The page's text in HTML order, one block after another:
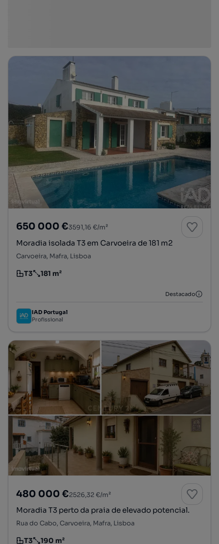
650 000 €3591,16 €/m²
Moradia isolada T3 em Carvoeira de 181 m2
Carvoeira, Mafra, Lisboa
Tipologia
T3
Preço por metro quadrado
181 m²
Destacado
IAD Portugal
Profissional
480 000 €2526,32 €/m²
Moradia T3 perto da praia de elevado potencial.
Rua do Cabo, Carvoeira, Mafra, Lisboa
T3 190 m²